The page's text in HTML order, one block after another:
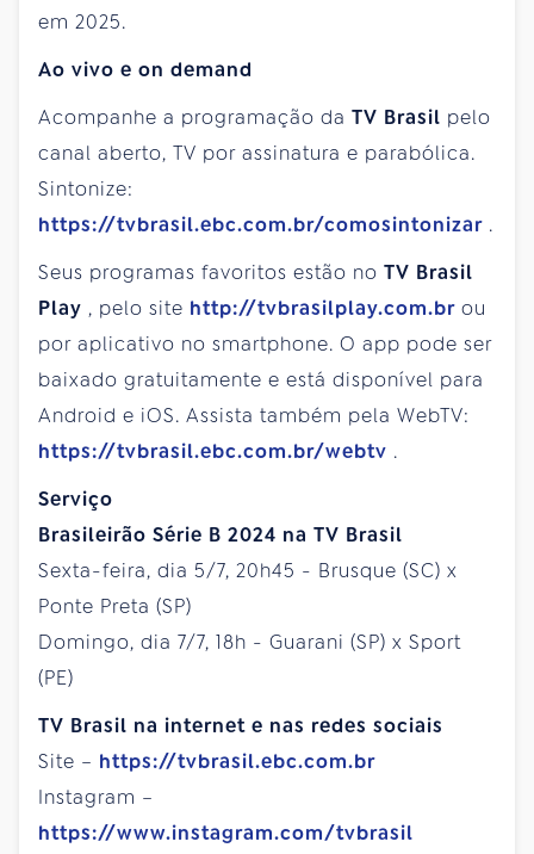
em 2025.
Ao vivo e on demand
Acompanhe a programação da TV Brasil pelo
canal aberto, TV por assinatura e parabólica.
Sintonize:
https://tvbrasil.ebc.com.br/comosintonizar .
Seus programas favoritos estão no TV Brasil
Play , pelo site http://tvbrasilplay.com.br ou
por aplicativo no smartphone. O app pode ser
baixado gratuitamente e está disponível para
Android e iOS. Assista também pela WebTV:
https://tvbrasil.ebc.com.br/webtv .
Serviço
Brasileirão Série B 2024 na TV Brasil
Sexta-feira, dia 5/7, 20h45 - Brusque (SC) x
Ponte Preta (SP)
Domingo, dia 7/7, 18h - Guarani (SP) x Sport
(PE)
TV Brasil na internet e nas redes sociais
Site – https://tvbrasil.ebc.com.br
Instagram –
https://www.instagram.com/tvbrasil